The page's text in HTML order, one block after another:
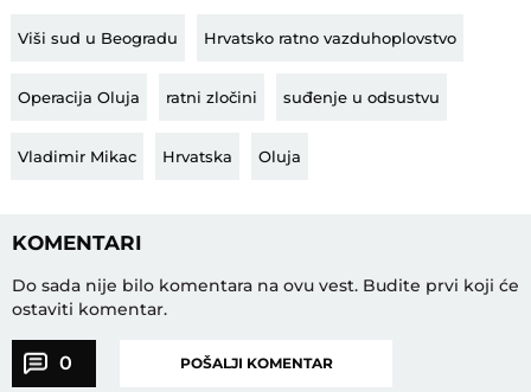
Viši sud u Beogradu Hrvatsko ratno vazduhoplovstvo
Operacija Oluja ratni zločini suđenje u odsustvu
Vladimir Mikac Hrvatska Oluja
KOMENTARI
Do sada nije bilo komentara na ovu vest. Budite prvi koji će
ostaviti komentar.
0 POŠALJI KOMENTAR